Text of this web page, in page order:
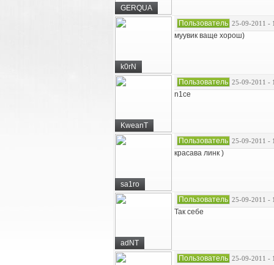
GERQUA
k0rN
Пользователь 25-09-2011 -
муувик ваще хорош)
KweanT
Пользователь 25-09-2011 -
n1ce
sa1ro
Пользователь 25-09-2011 -
красава линк )
adNT
Пользователь 25-09-2011 -
Так себе
Пользователь 25-09-2011 -